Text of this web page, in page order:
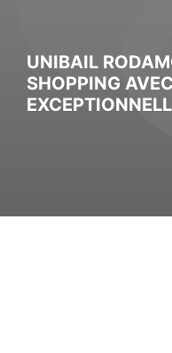
UNIBAIL
SHOPPING